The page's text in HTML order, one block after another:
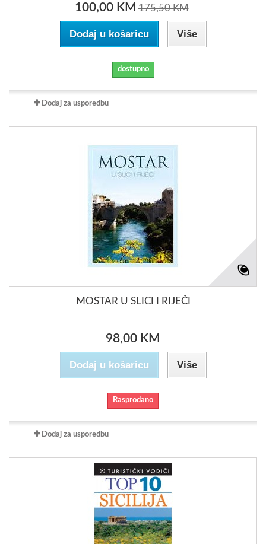
100,00 KM 175,50 KM
Dodaj u košaricu Više
dostupno
Dodaj za usporedbu
MOSTAR U SLICI I RIJEČI
98,00 KM
Dodaj u košaricu Više
Rasprodano
Dodaj za usporedbu